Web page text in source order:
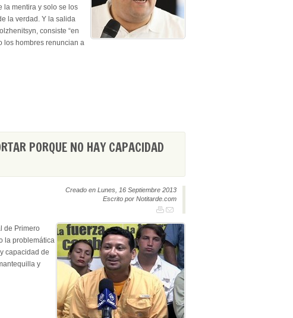
la mentira y solo se los
la verdad. Y la salida
consiste “en
los hombres renuncian a
PORQUE NO HAY CAPACIDAD
Creado en Lunes, 16 Septiembre 2013
Escrito por Notitarde.com
de Primero
la problemática
capacidad de
y